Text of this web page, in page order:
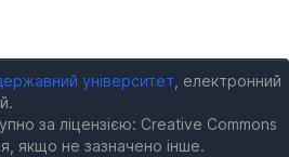
університет , електронний
за ліцензією: Creative Commons
якщо не зазначено інше.